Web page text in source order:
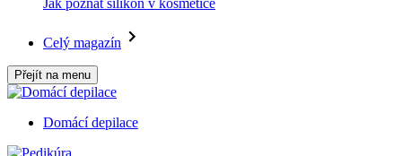
Jak poznat silikon v kosmetice
Celý magazín
Přejít na menu
Domácí depilace